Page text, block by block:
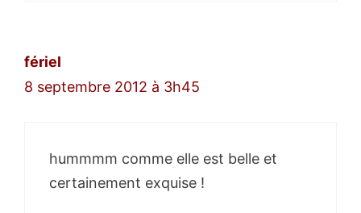
fériel
8 septembre 2012 à 3h45
hummmm comme elle est belle et
certainement exquise !